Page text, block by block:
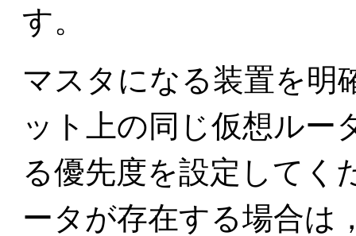
す。
マスタになる装置を明
ット上の同じ仮想ルー
る優先度を設定してく
ータが存在する場合は